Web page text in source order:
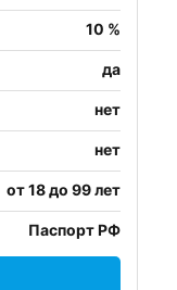
10 %
да
нет
нет
от 18 до 99 лет
Паспорт РФ